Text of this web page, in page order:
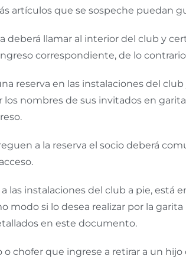
artículos que se sospeche puedan
deberá llamar al interior del club y
correspondiente, de lo contrario
reserva en las instalaciones del
los nombres de sus invitados en
a la reserva el socio deberá
las instalaciones del club a pie,
modo si lo desea realizar por la
en este documento.
o chofer que ingrese a retirar a un